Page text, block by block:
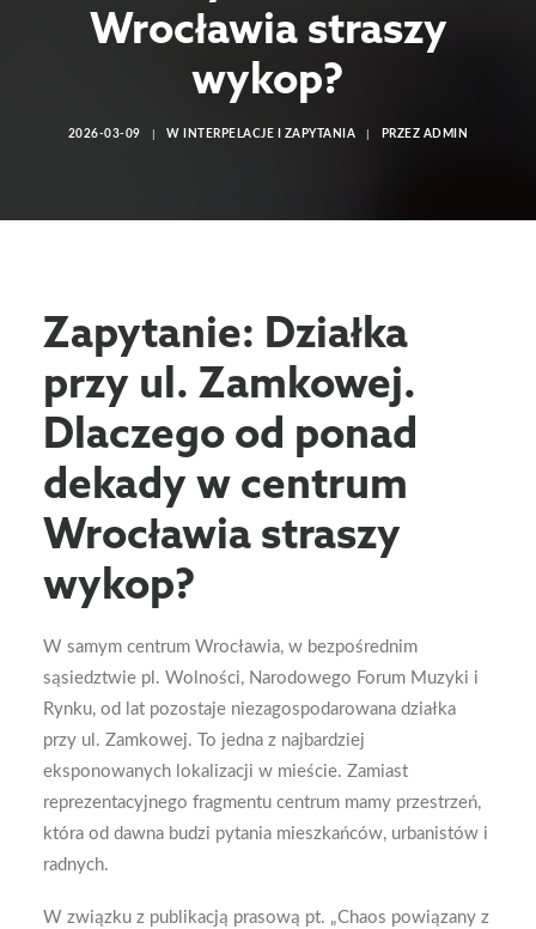
Wrocławia straszy
wykop?
2026-03-09 | WINTERPELACJE I ZAPYTANIA | PRZEZ ADMIN
Zapytanie: Działka
przy ul. Zamkowej.
Dlaczego od ponad
dekady w centrum
Wrocławia straszy
wykop?
W samym centrum Wrocławia, w bezpośrednim
sąsiedztwie pl. Wolności, Narodowego Forum Muzyki i
Rynku, od lat pozostaje niezagospodarowana działka
przy ul. Zamkowej. To jedna z najbardziej
eksponowanych lokalizacji w mieście. Zamiast
reprezentacyjnego fragmentu centrum mamy przestrzeń,
która od dawna budzi pytania mieszkańców, urbanistów i
radnych.
W związku z publikacją prasową pt. „Chaos powiązany z